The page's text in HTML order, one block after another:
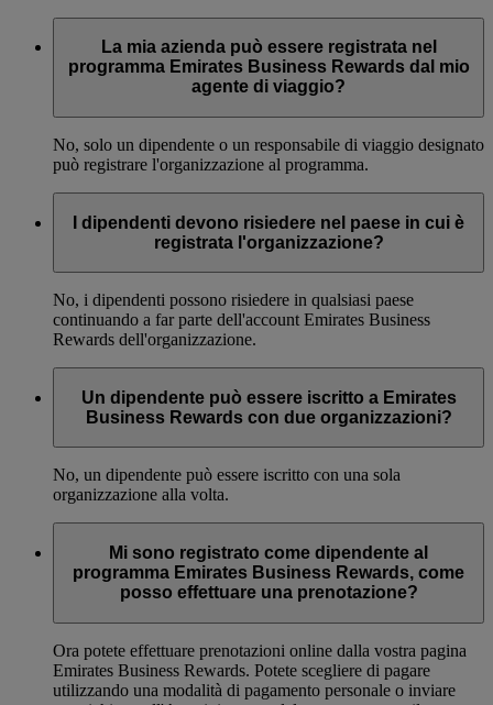
La mia azienda può essere registrata nel
programma Emirates Business Rewards dal mio
agente di viaggio?
No, solo un dipendente o un responsabile di viaggio designato
può registrare l'organizzazione al programma.
I dipendenti devono risiedere nel paese in cui è
registrata l'organizzazione?
No, i dipendenti possono risiedere in qualsiasi paese
continuando a far parte dell'account Emirates Business
Rewards dell'organizzazione.
Un dipendente può essere iscritto a Emirates
Business Rewards con due organizzazioni?
No, un dipendente può essere iscritto con una sola
organizzazione alla volta.
Mi sono registrato come dipendente al
programma Emirates Business Rewards, come
posso effettuare una prenotazione?
Ora potete effettuare prenotazioni online dalla vostra pagina
Emirates Business Rewards. Potete scegliere di pagare
utilizzando una modalità di pagamento personale o inviare